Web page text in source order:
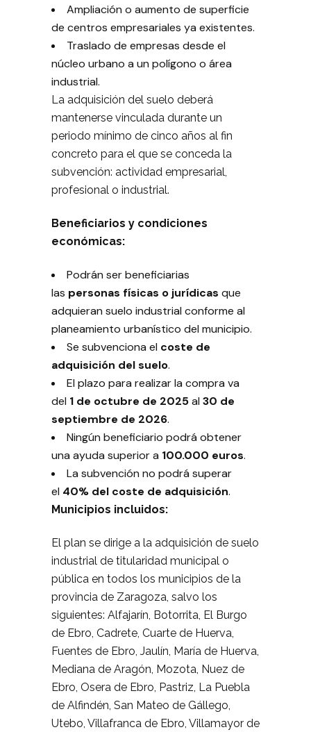
Ampliación o aumento de superficie
de centros empresariales ya existentes.
Traslado de empresas desde el
núcleo urbano a un polígono o área
industrial.
La adquisición del suelo deberá
mantenerse vinculada durante un
periodo mínimo de cinco años al fin
concreto para el que se conceda la
subvención: actividad empresarial,
profesional o industrial.
Beneficiarios y condiciones
económicas:
Podrán ser beneficiarias
las personas físicas o jurídicas que
adquieran suelo industrial conforme al
planeamiento urbanístico del municipio.
Se subvenciona el coste de
adquisición del suelo.
El plazo para realizar la compra va
del 1 de octubre de 2025al 30 de
septiembre de 2026.
Ningún beneficiario podrá obtener
una ayuda superior a 100.000 euros.
La subvención no podrá superar
el 40% del coste de adquisición.
Municipios incluidos:
El plan se dirige a la adquisición de suelo
industrial de titularidad municipal o
pública en todos los municipios de la
provincia de Zaragoza, salvo los
siguientes: Alfajarín, Botorrita, El Burgo
de Ebro, Cadrete, Cuarte de Huerva,
Fuentes de Ebro, Jaulín, María de Huerva,
Mediana de Aragón, Mozota, Nuez de
Ebro, Osera de Ebro, Pastriz, La Puebla
de Alfindén, San Mateo de Gállego,
Utebo, Villafranca de Ebro, Villamayor de